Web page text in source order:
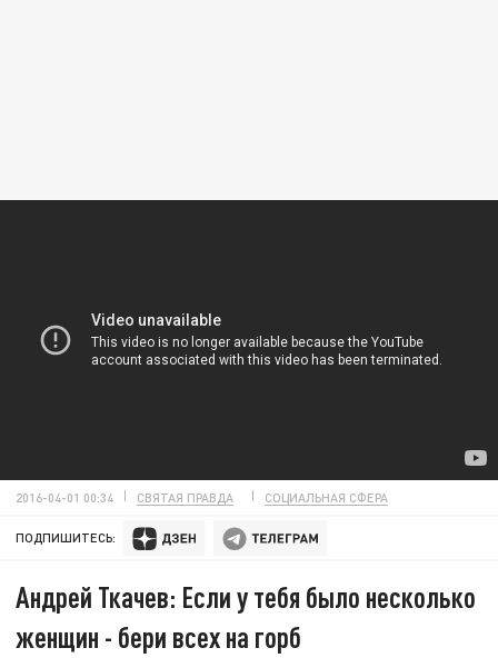
2016-04-01 00:34 СВЯТАЯ ПРАВДА СОЦИАЛЬНАЯ СФЕРА
ПОДПИШИТЕСЬ:
Андрей Ткачев: Если у тебя было несколько
женщин - бери всех на горб